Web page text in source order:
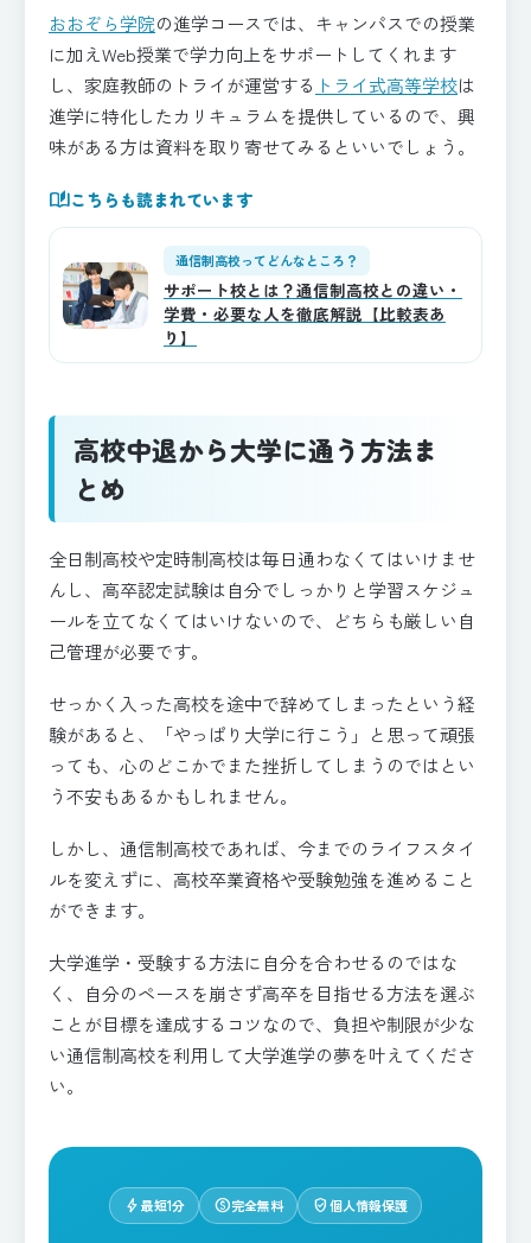
おおぞら学院の進学コースでは、キャンパスでの授業
に加えWeb授業で学力向上をサポートしてくれます
し、家庭教師のトライが運営する トライ式高等学校は
進学に特化したカリキュラムを提供しているので、興
味がある方は資料を取り寄せてみるといいでしょう。
auto_storiesこちらも読まれています
通信制高校ってどんなところ？
サポート校とは？通信制高校との違い・
学費・必要な人を徹底解説【比較表あ
り】
高校中退から大学に通う方法ま
とめ
全日制高校や定時制高校は毎日通わなくてはいけませ
んし、高卒認定試験は自分でしっかりと学習スケジュ
ールを立てなくてはいけないので、どちらも厳しい自
己管理が必要です。
せっかく入った高校を途中で辞めてしまったという経
験があると、「やっぱり大学に行こう」と思って頑張
っても、心のどこかでまた挫折してしまうのではとい
う不安もあるかもしれません。
しかし、通信制高校であれば、今までのライフスタイ
ルを変えずに、高校卒業資格や受験勉強を進めること
ができます。
大学進学・受験する方法に自分を合わせるのではな
く、自分のペースを崩さず高卒を目指せる方法を選ぶ
ことが目標を達成するコツなので、負担や制限が少な
い通信制高校を利用して大学進学の夢を叶えてくださ
い。
bolt最短1分 paid完全無料 verified_user個人情報保護